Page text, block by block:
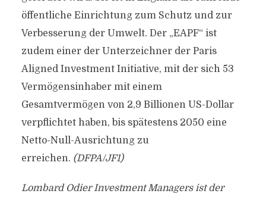
öffentliche Einrichtung zum Schutz und zur
Verbesserung der Umwelt. Der „EAPF“ ist
zudem einer der Unterzeichner der Paris
Aligned Investment Initiative, mit der sich 53
Vermögensinhaber mit einem
Gesamtvermögen von 2,9 Billionen US-Dollar
verpflichtet haben, bis spätestens 2050 eine
Netto-Null-Ausrichtung zu
erreichen. (DFPA/JF1)
Lombard Odier Investment Managers ist der